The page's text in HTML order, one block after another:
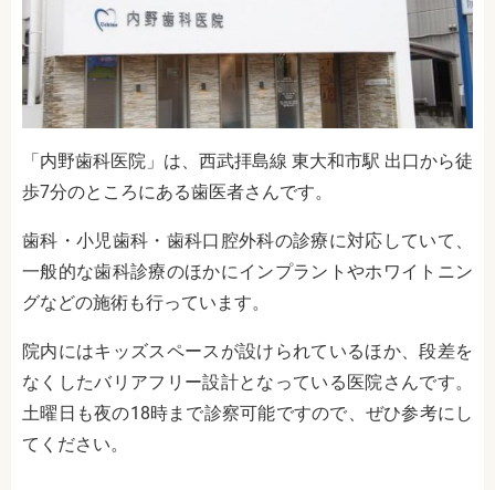
「内野歯科医院」は、西武拝島線 東大和市駅 出口から徒
歩7分のところにある歯医者さんです。
歯科・小児歯科・歯科口腔外科の診療に対応していて、
一般的な歯科診療のほかにインプラントやホワイトニン
グなどの施術も行っています。
院内にはキッズスペースが設けられているほか、段差を
なくしたバリアフリー設計となっている医院さんです。
土曜日も夜の18時まで診察可能ですので、ぜひ参考にし
てください。